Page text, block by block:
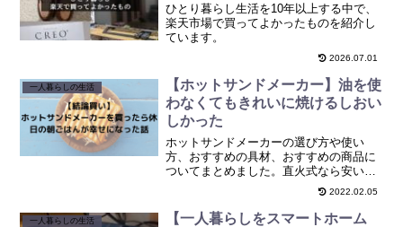
ひとり暮らし生活を10年以上する中で、
楽天市場で買ってよかったものを紹介し
ています。
2026.07.01
一人暮らしの生活
【ホットサンドメーカー】油を使
わなくてもきれいに焼けるしおい
しかった
ホットサンドメーカーの選び方や使い
方、おすすめの具材、おすすめの商品に
ついてまとめました。直火式なら安いで
すし、手軽においしく作れるのでおすす
2022.02.05
一人暮らしの生活
【一人暮らしをスマートホーム